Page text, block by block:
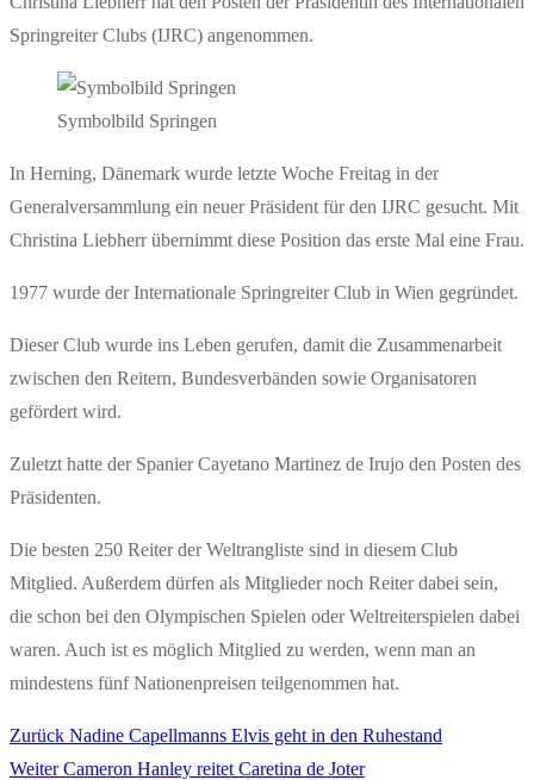
Springreiter Clubs (IJRC) angenommen.
Symbolbild Springen
In Herning, Dänemark wurde letzte Woche Freitag in der
Generalversammlung ein neuer Präsident für den IJRC gesucht. Mit
Christina Liebherr übernimmt diese Position das erste Mal eine Frau.
1977 wurde der Internationale Springreiter Club in Wien gegründet.
Dieser Club wurde ins Leben gerufen, damit die Zusammenarbeit
zwischen den Reitern, Bundesverbänden sowie Organisatoren
gefördert wird.
Zuletzt hatte der Spanier Cayetano Martinez de Irujo den Posten des
Präsidenten.
Die besten 250 Reiter der Weltrangliste sind in diesem Club
Mitglied. Außerdem dürfen als Mitglieder noch Reiter dabei sein,
die schon bei den Olympischen Spielen oder Weltreiterspielen dabei
waren. Auch ist es möglich Mitglied zu werden, wenn man an
mindestens fünf Nationenpreisen teilgenommen hat.
Beitragsnavigation
Zurück Vorheriger
Beitrag:
Nadine Capellmanns Elvis geht in den Ruhestand
Weiter Nächster
Cameron Hanley reitet Caretina de Joter